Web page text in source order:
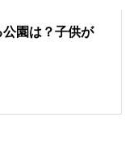
園は？子供が